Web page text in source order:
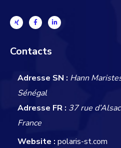
Contacts
Adresse SN : Hann
Sénégal
Adresse FR : 37 rue
France
Website : polaris-st.com